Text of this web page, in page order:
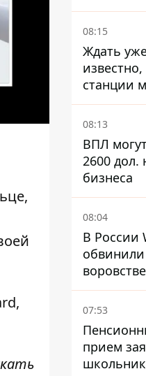
08:15
Ждать
станции
08:13
ВПЛ
2600 дол.
бизнеса
08:04
В России
складов
07:53
прием